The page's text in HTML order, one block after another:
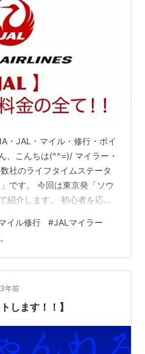
・JAL・マイル・修行・ポイ
、こんちは(^^=)/ マイラー・
社のライフタイムステータ
です。 今回は東京発「ソウ
紹介します。 初心者を応援
海外発券は難しいので東京
エストを頂きました。 僕
かっていました。Yahooブ
年前に「はてなブログ」に過
7月にブログ復活をしまし
イル修行 #JALマイラー
3年前
します！！】